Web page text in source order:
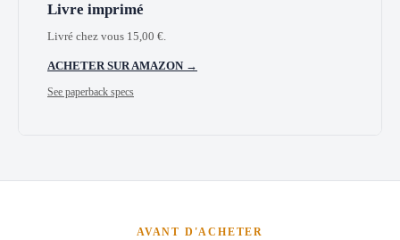
Livre imprimé
Livré chez vous 15,00 €.
ACHETER SUR AMAZON →
See paperback specs
AVANT D'ACHETER